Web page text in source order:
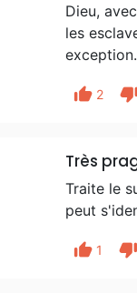
Dieu,
les
exception.
thumb_up 2 thumb_down
Très
Traite le
peut
thumb_up 1 thumb_down